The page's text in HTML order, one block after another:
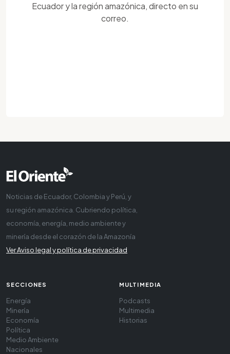
Ecuador y la región amazónica, directo en su
correo.
Noticias de Ecuador, Colombia y Perú, y
su región amazónica. Cubriendo política,
economía, energía, medio ambiente y
minería desde el corazón de la Amazonía
Ver Aviso legal y política de privacidad
SECCIONES
Energía
Minería
Economía
Política
Medio Ambiente
Nacionales
MULTIMEDIA
Podcasts
Multimedia
Historias